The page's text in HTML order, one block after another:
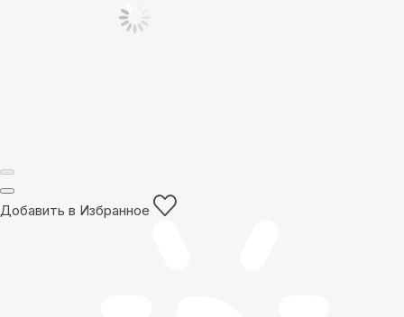
Добавить в Избранное